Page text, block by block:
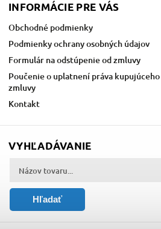
INFORMÁCIE PRE VÁS
Obchodné podmienky
Podmienky ochrany osobných údajov
Formulár na odstúpenie od zmluvy
Poučenie o uplatnení práva
zmluvy
Kontakt
VYHĽADÁVANIE
Hľadať